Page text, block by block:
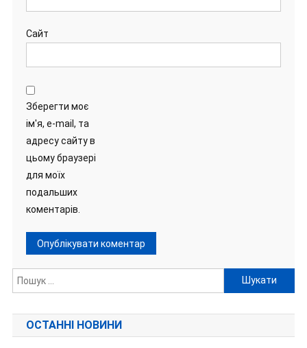
Сайт
Зберегти моє
ім'я, e-mail, та
адресу сайту в
цьому браузері
для моїх
подальших
коментарів.
Пошук:
ОСТАННІ НОВИНИ